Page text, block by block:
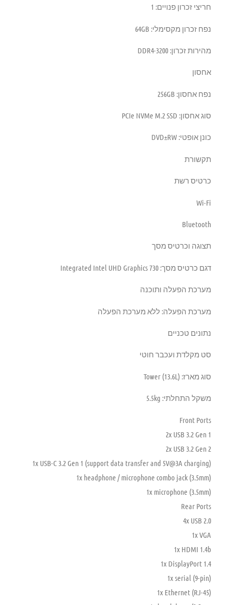
חריצי זכרון פנויים: 1
נפח זכרון מקסימלי: 64GB
מהירות זכרון: DDR4-3200
אחסון
נפח אחסון: 256GB
סוג אחסון: PCIe NVMe M.2 SSD
כונן אופטי: DVD±RW
תקשורת
כרטיס רשת
Wi-Fi
Bluetooth
תצוגה וכרטיס מסך
דגם כרטיס מסך: Integrated Intel UHD Graphics 730
מערכת הפעלה ותוכנה
מערכת הפעלה: ללא מערכת הפעלה
נתונים טכניים
סט מקלדת ועכבר חוטי
סוג מארז: Tower (13.6L)
משקל התחלתי: 5.5kg
Front Ports
2x USB 3.2 Gen 1
2x USB 3.2 Gen 2
1x USB-C 3.2 Gen 1 (support data transfer and 5V@3A charging)
1x headphone / microphone combo jack (3.5mm)
1x microphone (3.5mm)
Rear Ports
4x USB 2.0
1x VGA
1x HDMI 1.4b
1x DisplayPort 1.4
1x serial (9-pin)
1x Ethernet (RJ-45)